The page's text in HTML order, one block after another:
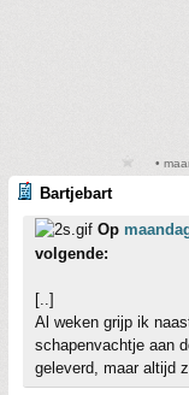
•
Bartjebart
Op
volgende:
[..]
Al weken grijp ik
schapenvachtje aan
geleverd, maar altijd